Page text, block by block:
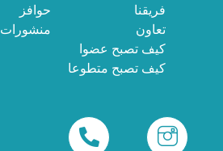
فريقنا
تعاون
كيف تصبح عضوا
كيف تصبح متطوعا
حوافز
منشورات